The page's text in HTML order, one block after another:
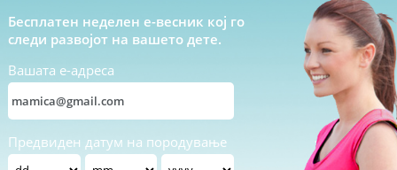
Бесплатен неделен е-весник кој го
следи развојот на вашето дете.
Вашата е-адреса
Предвиден датум на породување